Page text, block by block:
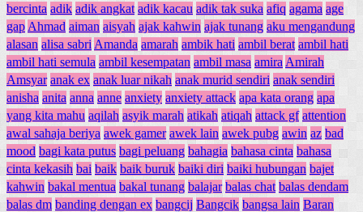
bercinta adik adik angkat adik kacau adik tak suka afiq agama age
gap Ahmad aiman aisyah ajak kahwin ajak tunang aku mengandung
alasan alisa sabri Amanda amarah ambik hati ambil berat ambil hati
ambil hati semula ambil kesempatan ambil masa amira Amirah
Amsyar anak ex anak luar nikah anak murid sendiri anak sendiri
anisha anita anna anne anxiety anxiety attack apa kata orang apa
yang kita mahu aqilah asyik marah atikah atiqah attack gf attention
awal sahaja beriya awek gamer awek lain awek pubg awin az bad
mood bagi kata putus bagi peluang bahagia bahasa cinta bahasa
cinta kekasih bai baik baik buruk baiki diri baiki hubungan bajet
kahwin bakal mentua bakal tunang balajar balas chat balas dendam
balas dm banding dengan ex bangcij Bangcik bangsa lain Baran